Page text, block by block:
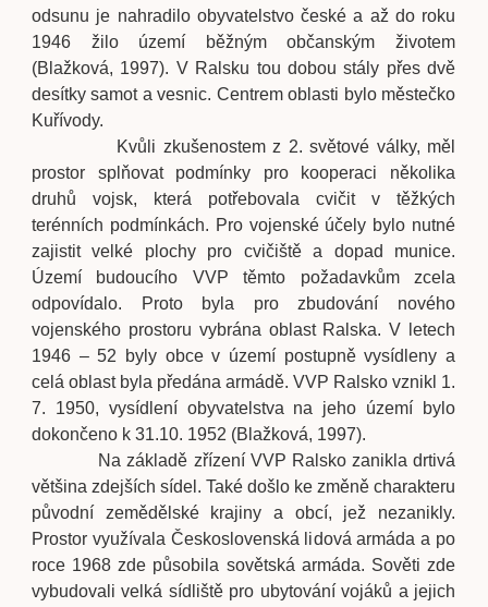
odsunu je nahradilo obyvatelstvo české a až do roku
1946 žilo území běžným občanským životem
(Blažková, 1997). V Ralsku tou dobou stály přes dvě
desítky samot a vesnic. Centrem oblasti bylo městečko
Kuřívody.
Kvůli zkušenostem z 2. světové války, měl
prostor splňovat podmínky pro kooperaci několika
druhů vojsk, která potřebovala cvičit v těžkých
terénních podmínkách. Pro vojenské účely bylo nutné
zajistit velké plochy pro cvičiště a dopad munice.
Území budoucího VVP těmto požadavkům zcela
odpovídalo. Proto byla pro zbudování nového
vojenského prostoru vybrána oblast Ralska. V letech
1946 – 52 byly obce v území postupně vysídleny a
celá oblast byla předána armádě. VVP Ralsko vznikl 1.
7. 1950, vysídlení obyvatelstva na jeho území bylo
dokončeno k 31.10. 1952 (Blažková, 1997).
Na základě zřízení VVP Ralsko zanikla drtivá
většina zdejších sídel. Také došlo ke změně charakteru
původní zemědělské krajiny a obcí, jež nezanikly.
Prostor využívala Československá lidová armáda a po
roce 1968 zde působila sovětská armáda. Sověti zde
vybudovali velká sídliště pro ubytování vojáků a jejich